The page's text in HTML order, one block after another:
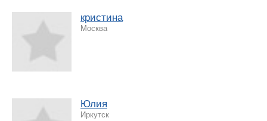
кристина
Москва
Юлия
Иркутск